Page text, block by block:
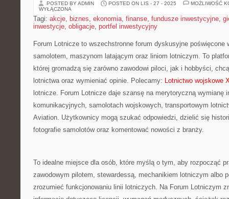
POSTED BY ADMIN POSTED ON LIS - 27 - 2025
MOŻLIWOŚĆ
WYŁĄCZONA
Tagi: akcje, biznes, ekonomia, finanse, fundusze inwestycyjne,
inwestycje, obligacje, portfel inwestycyjny
Forum Lotnicze to wszechstronne forum dyskusyjne poświęcone
samolotem, maszynom latającym oraz liniom lotniczym. To
której gromadzą się zarówno zawodowi piloci, jak i hobbyści,
lotnictwa oraz wymieniać opinie. Polecamy: Lotnictwo wojskowe
lotnicze. Forum Lotnicze daje szansę na merytoryczną wymianę
komunikacyjnych, samolotach wojskowych, transportowym
Aviation. Użytkownicy mogą szukać odpowiedzi, dzielić się
fotografie samolotów oraz komentować nowości z branży.
To idealne miejsce dla osób, które myślą o tym, aby rozpocząć
zawodowym pilotem, stewardessą, mechanikiem lotniczym albo
zrozumieć funkcjonowaniu linii lotniczych. Na Forum Lotniczym